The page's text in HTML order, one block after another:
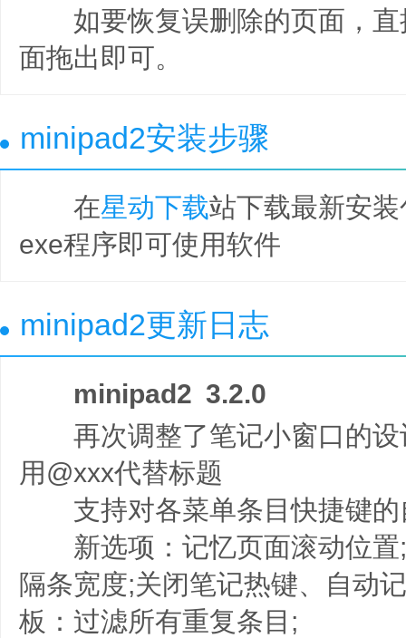
如要恢复误删除的页面，直
面拖出即可。
minipad2安装步骤
在星动下载站下载最新安
exe程序即可使用软件
minipad2更新日志
minipad2 3.2.0
再次调整了笔记小窗口的设
用@xxx代替标题
支持对各菜单条目快捷键的
新选项：记忆页面滚动位置;
隔条宽度;关闭笔记热键、自动
板：过滤所有重复条目;